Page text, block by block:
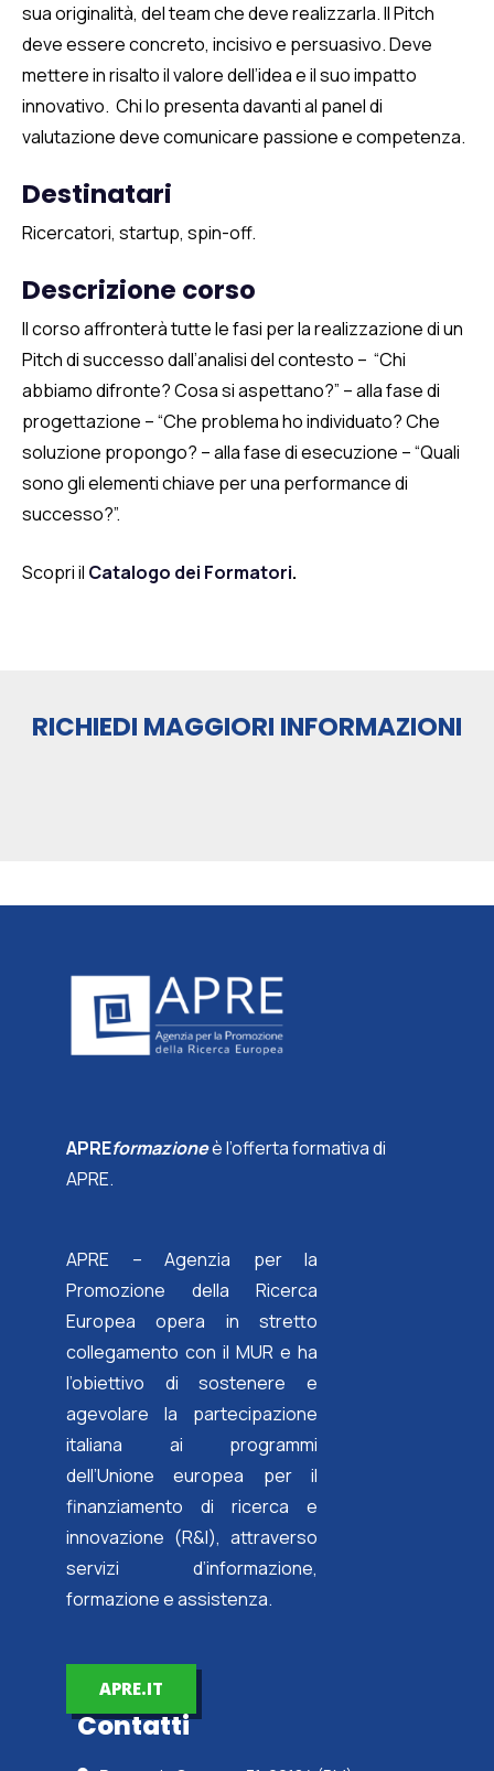
sua originalità, del team che deverealizzarla.Il Pitch
deve essereconcreto, incisivo e persuasivo.Deve
mettere in risaltoil valoredell’ideaeil suo impatto
innovativo. Chi lo presentadavanti al panel di
valutazionedevecomunicare passionee competenza.
Destinatari
Ricercatori, startup, spin-off.
Descrizione corso
Il corsoaffronterà tutte le fasi per la realizzazione di un
Pitch di successodall’analisi del contesto – “Chi
abbiamo difronte? Cosa si aspettano?” – alla fasedi
progettazione –“Che problemahoindividuato? Che
soluzione propongo? – alla fase di esecuzione –“Quali
sono gli elementi chiave per una performancedi
successo?”.
Scopri il Catalogo dei Formatori.
RICHIEDI MAGGIORI INFORMAZIONI
APREformazioneè l’offerta formativa di
APRE.
APRE – Agenzia per la
Promozione della Ricerca
Europea opera in stretto
collegamento con il MUR e ha
l’obiettivo di sostenere e
agevolare la partecipazione
italiana ai programmi
dell’Unione europea per il
finanziamento di ricerca e
innovazione (R&I), attraverso
servizi d’informazione,
formazione e assistenza.
APRE.IT
Contatti